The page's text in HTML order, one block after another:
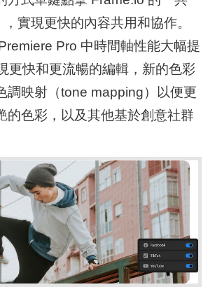
實現更快的內容共用和協作。
Pro 中時間軸性能大幅提
更快和更流暢的編輯，新的色彩
調映射（tone mapping）以便更
的色彩，以及其他基於創意社群